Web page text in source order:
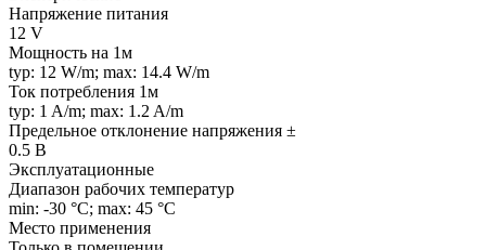
Напряжение питания
12 V
Мощность на 1м
typ: 12 W/m; max: 14.4 W/m
Ток потребления 1м
typ: 1 A/m; max: 1.2 A/m
Предельное отклонение напряжения ±
0.5 В
Эксплуатационные
Диапазон рабочих температур
min: -30 °C; max: 45 °C
Место применения